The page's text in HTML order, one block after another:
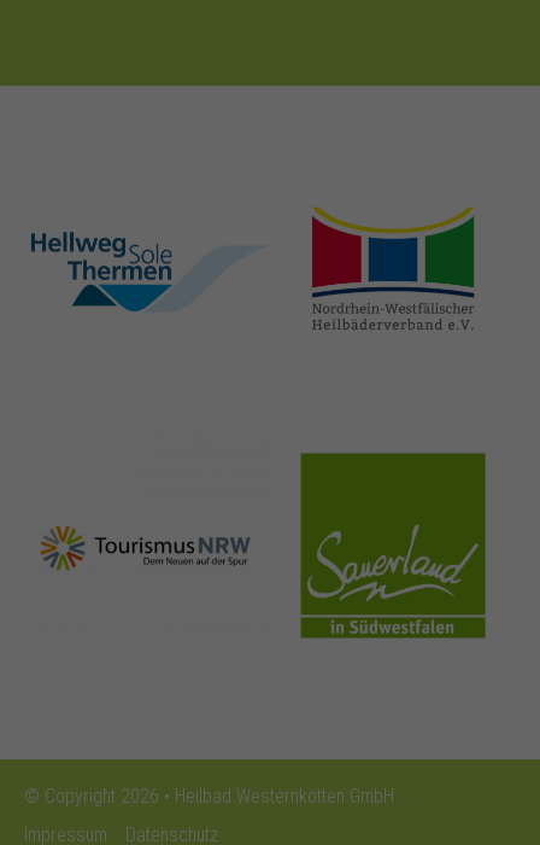
hellweg-sole-
thermen.de
heilbaeder.de
nrw-
tourismus.de
sauerland.co
m
© Copyright 2026 • Heilbad Westernkotten GmbH
Impressum
Datenschutz